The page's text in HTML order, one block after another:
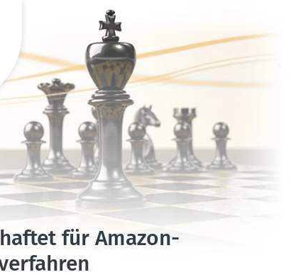
für Amazon-